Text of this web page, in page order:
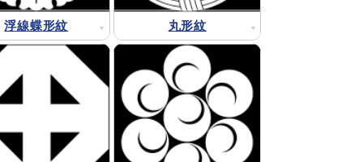
浮線蝶形紋 丸形紋